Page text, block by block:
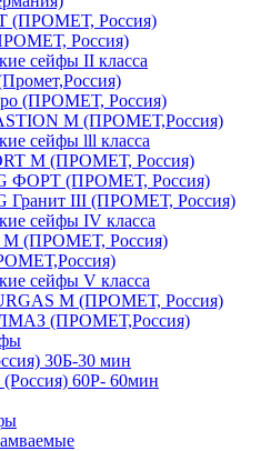
Россия)
Россия)
сейфы II класса
(ПРОМЕТ, Россия)
M (ПРОМЕТ,Россия)
сейфы lll класса
M (ПРОМЕТ, Россия)
ФОРТ (ПРОМЕТ, Россия)
Гранит III (ПРОМЕТ, Россия)
сейфы IV класса
(ПРОМЕТ, Россия)
сейфы V класса
M (ПРОМЕТ, Россия)
(ПРОМЕТ,Россия)
30Б-30 мин
60Р- 60мин